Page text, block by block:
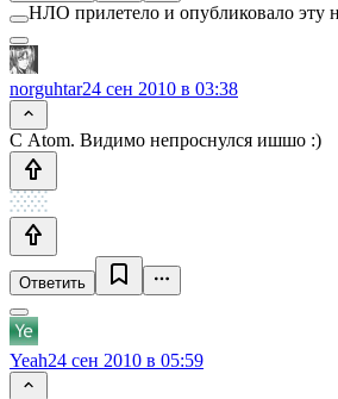
НЛО прилетело и опубликовало эту
norguhtar24 сен 2010 в 03:38
С Atom. Видимо непроснулся ишшо :)
Ответить
Yeah24 сен 2010 в 05:59